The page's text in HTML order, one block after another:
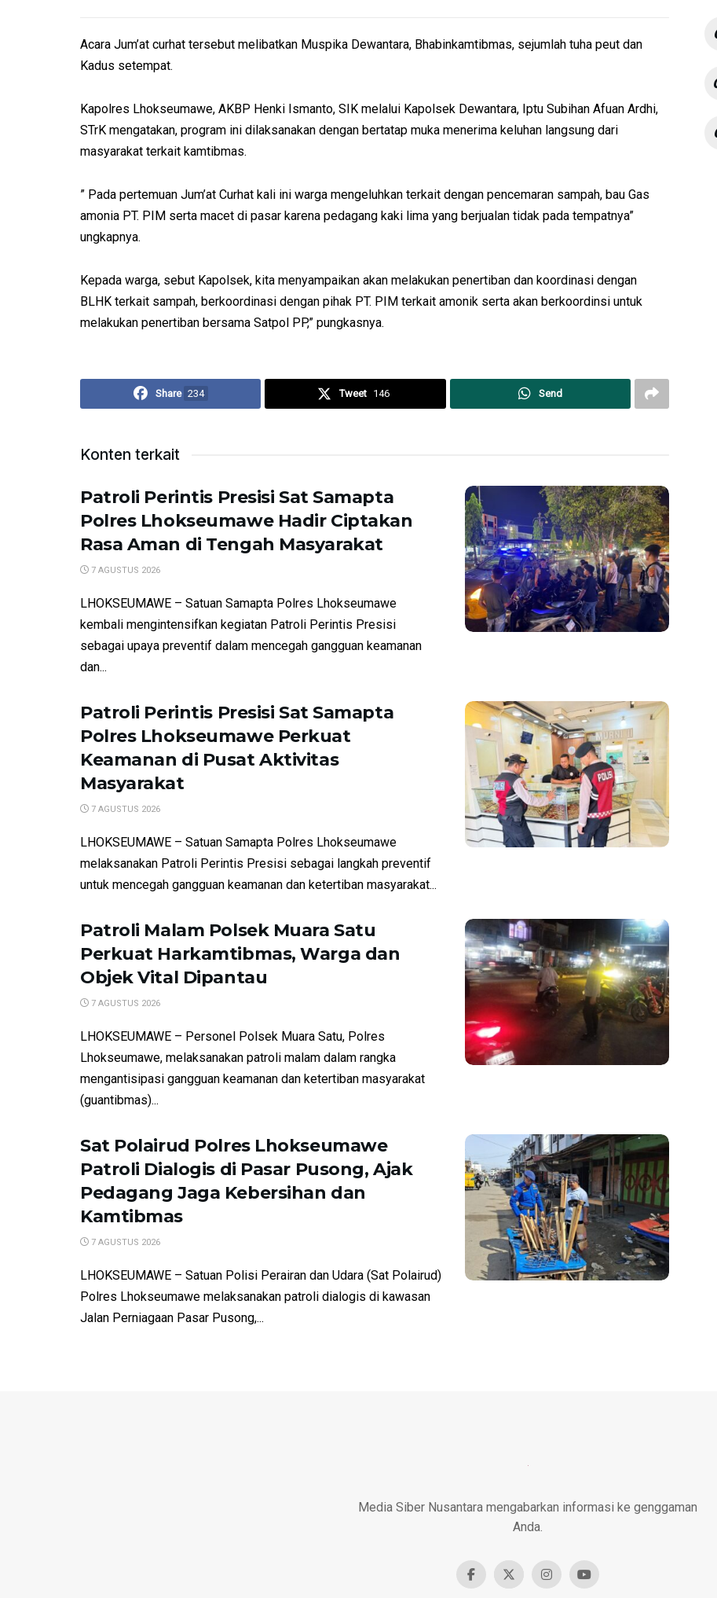
Acara Jum’at curhat tersebut melibatkan Muspika Dewantara, Bhabinkamtibmas, sejumlah tuha peut dan
Kadus setempat.
Kapolres Lhokseumawe, AKBP Henki Ismanto, SIK melalui Kapolsek Dewantara, Iptu Subihan Afuan Ardhi,
STrK mengatakan, program ini dilaksanakan dengan bertatap muka menerima keluhan langsung dari
masyarakat terkait kamtibmas.
” Pada pertemuan Jum’at Curhat kali ini warga mengeluhkan terkait dengan pencemaran sampah, bau Gas
amonia PT. PIM serta macet di pasar karena pedagang kaki lima yang berjualan tidak pada tempatnya”
ungkapnya.
Kepada warga, sebut Kapolsek, kita menyampaikan akan melakukan penertiban dan koordinasi dengan
BLHK terkait sampah, berkoordinasi dengan pihak PT. PIM terkait amonik serta akan berkoordinsi untuk
melakukan penertiban bersama Satpol PP,” pungkasnya.
Share 234 Tweet 146 Send
Konten terkait
Patroli Perintis Presisi Sat Samapta
Polres Lhokseumawe Hadir Ciptakan
Rasa Aman di Tengah Masyarakat
7 AGUSTUS 2026
LHOKSEUMAWE – Satuan Samapta Polres Lhokseumawe
kembali mengintensifkan kegiatan Patroli Perintis Presisi
sebagai upaya preventif dalam mencegah gangguan keamanan
dan...
Patroli Perintis Presisi Sat Samapta
Polres Lhokseumawe Perkuat
Keamanan di Pusat Aktivitas
Masyarakat
7 AGUSTUS 2026
LHOKSEUMAWE – Satuan Samapta Polres Lhokseumawe
melaksanakan Patroli Perintis Presisi sebagai langkah preventif
untuk mencegah gangguan keamanan dan ketertiban masyarakat...
Patroli Malam Polsek Muara Satu
Perkuat Harkamtibmas, Warga dan
Objek Vital Dipantau
7 AGUSTUS 2026
LHOKSEUMAWE – Personel Polsek Muara Satu, Polres
Lhokseumawe, melaksanakan patroli malam dalam rangka
mengantisipasi gangguan keamanan dan ketertiban masyarakat
(guantibmas)...
Sat Polairud Polres Lhokseumawe
Patroli Dialogis di Pasar Pusong, Ajak
Pedagang Jaga Kebersihan dan
Kamtibmas
7 AGUSTUS 2026
LHOKSEUMAWE – Satuan Polisi Perairan dan Udara (Sat Polairud)
Polres Lhokseumawe melaksanakan patroli dialogis di kawasan
Jalan Perniagaan Pasar Pusong,...
Media Siber Nusantara mengabarkan informasi ke genggaman
Anda.